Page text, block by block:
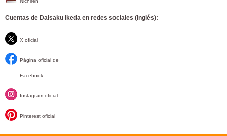
Cuentas de Daisaku Ikeda en redes sociales (inglés):
X oficial
Página oficial de
Facebook
Instagram oficial
Pinterest oficial